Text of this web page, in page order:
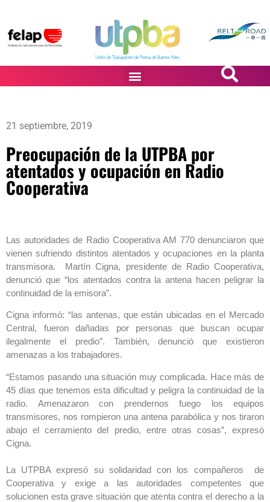
21 septiembre, 2019
Preocupación de la UTPBA por
atentados y ocupación en Radio
Cooperativa
Las autoridades de Radio Cooperativa AM 770 denunciaron que
vienen sufriendo distintos atentados y ocupaciones en la planta
transmisora. Martín Cigna, presidente de Radio Cooperativa,
denunció que “los atentados contra la antena hacen peligrar la
continuidad de la emisora”.
Cigna informó: “las antenas, que están ubicadas en el Mercado
Central, fueron dañadas por personas que buscan ocupar
ilegalmente el predio”. También, denunció que existieron
amenazas a los trabajadores.
“Estamos pasando una situación muy complicada. Hace más de
45 días que tenemos esta dificultad y peligra la continuidad de la
radio. Amenazaron con prendernos fuego los equipos
transmisores, nos rompieron una antena parabólica y nos tiraron
abajo el cerramiento del predio, entre otras cosas”, expresó
Cigna.
La UTPBA expresó su solidaridad con los compañeros de
Cooperativa y exige a las autoridades competentes que
solucionen esta grave situación que atenta contra el derecho a la